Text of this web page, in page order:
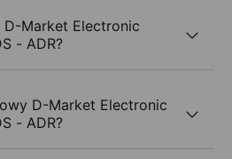
Market Electronic
- ADR?
D-Market Electronic
- ADR?